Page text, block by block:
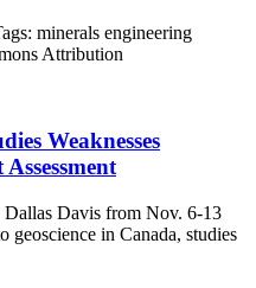
minerals engineering
Attribution
Weaknesses
Davis from Nov. 6-13
geoscience in Canada, studies